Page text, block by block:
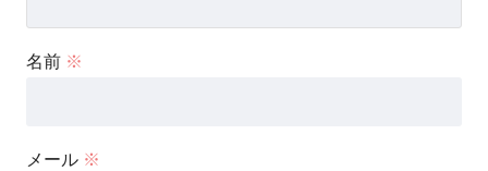
名前 ※
メール ※